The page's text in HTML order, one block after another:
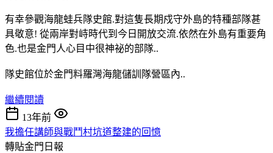
有幸參觀海龍蛙兵隊史館.對這隻長期戍守外島的特種部隊甚
具敬意! 從兩岸對峙時代到今日開放交流.依然在外島有重要角
色.也是金門人心目中很神祕的部隊..
隊史館位於金門料羅灣海龍儲訓隊營區內..
繼續閱讀
13年前
我擔任講師與戰鬥村坑道整建的回憶
轉貼金門日報